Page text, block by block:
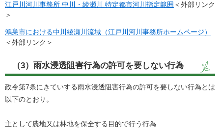
江戸川河川事務所 中川・綾瀬川 特定都市河川指定範囲 ＜外部リンク
＞
鴻巣市における中川綾瀬川流域（江戸川河川事務所ホームページ）
＜外部リンク＞
（3）雨水浸透阻害行為の許可を要しない行為
政令第7条にきていする雨水浸透阻害行為の許可を要しない行為とは
以下のとおり。
主として農地又は林地を保全する目的で行う行為